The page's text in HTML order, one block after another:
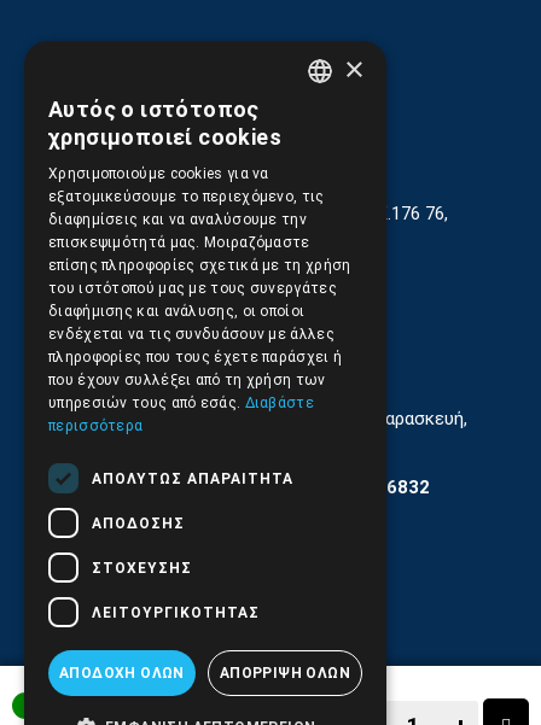
Γεωργίου Κρέμου 13-17, Καλλιθέα, Τ.Κ.176 76,
Αθήνα, Ελλάδα
210.9566.401(11.30-17.00)
210.9566.402
Email:info@pds.com.gr
Εξυπηρέτηση Κοινού Δευτέρα έως Παρασκευή,
11:30 - 17.00
Αρ. ΓΕΜΗ 6204101000 | Αρ. ΕΜΠΑ 6832
×
Αυτός ο ιστότοπος
χρησιμοποιεί cookies
Χρησιμοποιούμε cookies για να
εξατομικεύσουμε το περιεχόμενο, τις
διαφημίσεις και να αναλύσουμε την
επισκεψιμότητά μας. Μοιραζόμαστε
επίσης πληροφορίες σχετικά με τη χρήση
του ιστότοπού μας με τους συνεργάτες
διαφήμισης και ανάλυσης, οι οποίοι
ενδέχεται να τις συνδυάσουν με άλλες
πληροφορίες που τους έχετε παράσχει ή
που έχουν συλλέξει από τη χρήση των
υπηρεσιών τους από εσάς. Διαβάστε
περισσότερα
ΑΠΟΛΎΤΩΣ ΑΠΑΡΑΊΤΗΤΑ
ΑΠΌΔΟΣΗΣ
ΣΤΌΧΕΥΣΗΣ
ΛΕΙΤΟΥΡΓΙΚΌΤΗΤΑΣ
ΑΠΟΔΟΧΉ ΌΛΩΝ ΑΠΌΡΡΙΨΗ ΌΛΩΝ